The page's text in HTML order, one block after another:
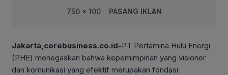
750 x 100 PASANG IKLAN
Jakarta,corebusiness.co.id-PT Pertamina Hulu Energi
(PHE) menegaskan bahwa kepemimpinan yang visioner
dan komunikasi yang efektif merupakan fondasi